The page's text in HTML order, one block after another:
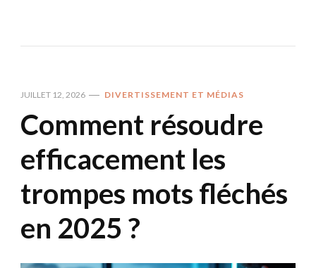
JUILLET 12, 2026 DIVERTISSEMENT ET MÉDIAS
Comment résoudre
efficacement les
trompes mots fléchés
en 2025 ?